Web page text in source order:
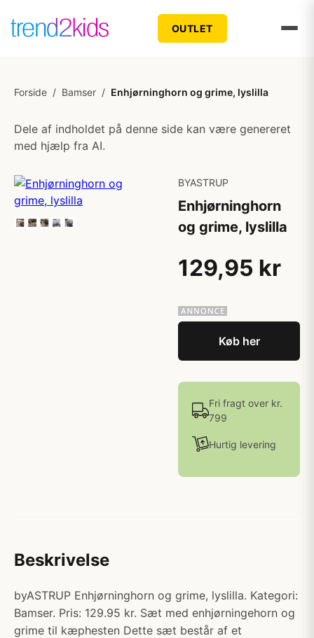
OUTLET
Forside / Bamser / Enhjørninghorn og grime, lyslilla
Dele af indholdet på denne side kan være genereret
med hjælp fra AI.
BYASTRUP
Enhjørninghorn
og grime, lyslilla
129,95 kr
Køb her
Fri fragt over kr.
799
Hurtig levering
Beskrivelse
byASTRUP Enhjørninghorn og grime, lyslilla. Kategori:
Bamser. Pris: 129.95 kr. Sæt med enhjørningehorn og
grime til kæphesten Dette sæt består af et